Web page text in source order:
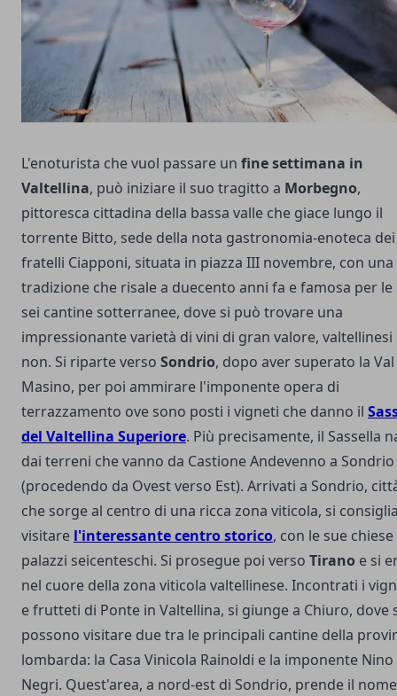
L'enoturista che vuol passare un fine settimana in
Valtellina, può iniziare il suo tragitto a Morbegno,
pittoresca cittadina della bassa valle che giace lungo il
torrente Bitto, sede della nota gastronomia-enoteca dei
fratelli Ciapponi, situata in piazza III novembre, con una
tradizione che risale a duecento anni fa e famosa per le
sei cantine sotterranee, dove si può trovare una
impressionante varietà di vini di gran valore, valtellinesi
non. Si riparte verso Sondrio, dopo aver superato la Val
Masino, per poi ammirare l'imponente opera di
terrazzamento ove sono posti i vigneti che danno il
del Valtellina Superiore. Più precisamente, il Sassella
dai terreni che vanno da Castione Andevenno a Sondrio
(procedendo da Ovest verso Est). Arrivati a Sondrio,
che sorge al centro di una ricca zona viticola, si
visitare l'interessante centro storico, con le sue
palazzi seicenteschi. Si prosegue poi verso Tirano e si
nel cuore della zona viticola valtellinese. Incontrati i
e frutteti di Ponte in Valtellina, si giunge a Chiuro, dove
possono visitare due tra le principali cantine della
lombarda: la Casa Vinicola Rainoldi e la imponente Nino
Negri. Quest'area, a nord-est di Sondrio, prende il